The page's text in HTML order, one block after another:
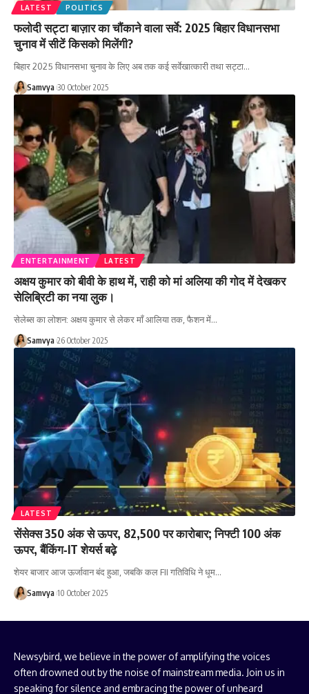
LATEST POLITICS
फलोदी सट्टा बाज़ार का चौंकाने वाला सर्वे: 2025 बिहार विधानसभा
चुनाव में सीटें किसको मिलेंगी?
बिहार 2025 विधानसभा चुनाव के लिए अब तक कई सर्वेखात्कारी तथा सट्टा…
Samvya 30 October 2025
ENTERTAINMENT LATEST
अक्षय कुमार को बीवी के हाथ में, राही को मां अलिया की गोद में देखकर
सेलिब्रिटी का नया लुक।
सेलेब्स का लोशन: अक्षय कुमार से लेकर माँ आलिया तक, फैशन में…
Samvya 26 October 2025
LATEST
सेंसेक्स 350 अंक से ऊपर, 82,500 पर कारोबार; निफ्टी 100 अंक
ऊपर, बैंकिंग‑IT शेयर्स बढ़े
शेयर बाजार आज ऊर्जावान बंद हुआ, जबकि कल FII गतिविधि ने धूम…
Samvya 10 October 2025
Newsybird, we believe in the power of amplifying the voices
often drowned out by the noise of mainstream media. Join us in
speaking for silence and embracing the power of unheard